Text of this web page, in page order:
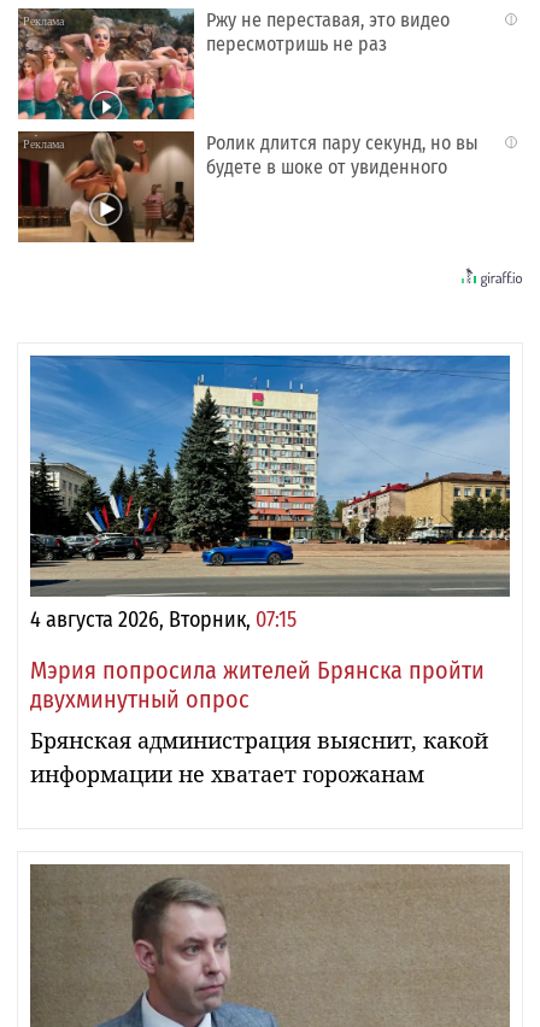
i
Ржу не переставая, это видео
пересмотришь не раз
i
Ролик длится пару секунд, но вы
будете в шоке от увиденного
4 августа 2026, Вторник, 07:15
Мэрия попросила жителей Брянска пройти
двухминутный опрос
Брянская администрация выяснит, какой
информации не хватает горожанам